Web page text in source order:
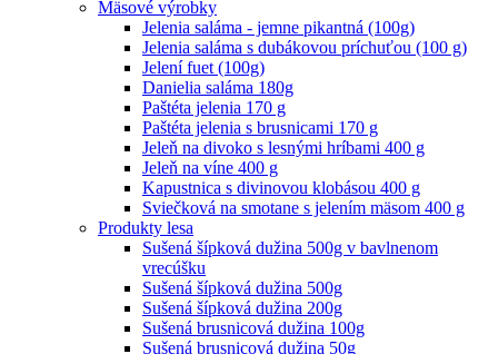
Mäsové výrobky
Jelenia saláma - jemne pikantná (100g)
Jelenia saláma s dubákovou príchuťou (100 g)
Jelení fuet (100g)
Danielia saláma 180g
Paštéta jelenia 170 g
Paštéta jelenia s brusnicami 170 g
Jeleň na divoko s lesnými hríbami 400 g
Jeleň na víne 400 g
Kapustnica s divinovou klobásou 400 g
Sviečková na smotane s jelením mäsom 400 g
Produkty lesa
Sušená šípková dužina 500g v bavlnenom
vrecúšku
Sušená šípková dužina 500g
Sušená šípková dužina 200g
Sušená brusnicová dužina 100g
Sušená brusnicová dužina 50g